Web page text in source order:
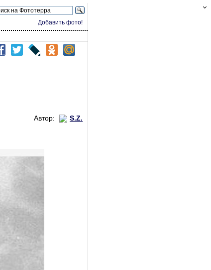
Добавить фото!
Автор: S.Z.